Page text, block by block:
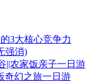
3大核心竞争力
强消)
||农家饭亲子一日游
奇幻之旅一日游